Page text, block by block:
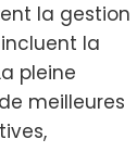
la gestion
la
pleine
meilleures